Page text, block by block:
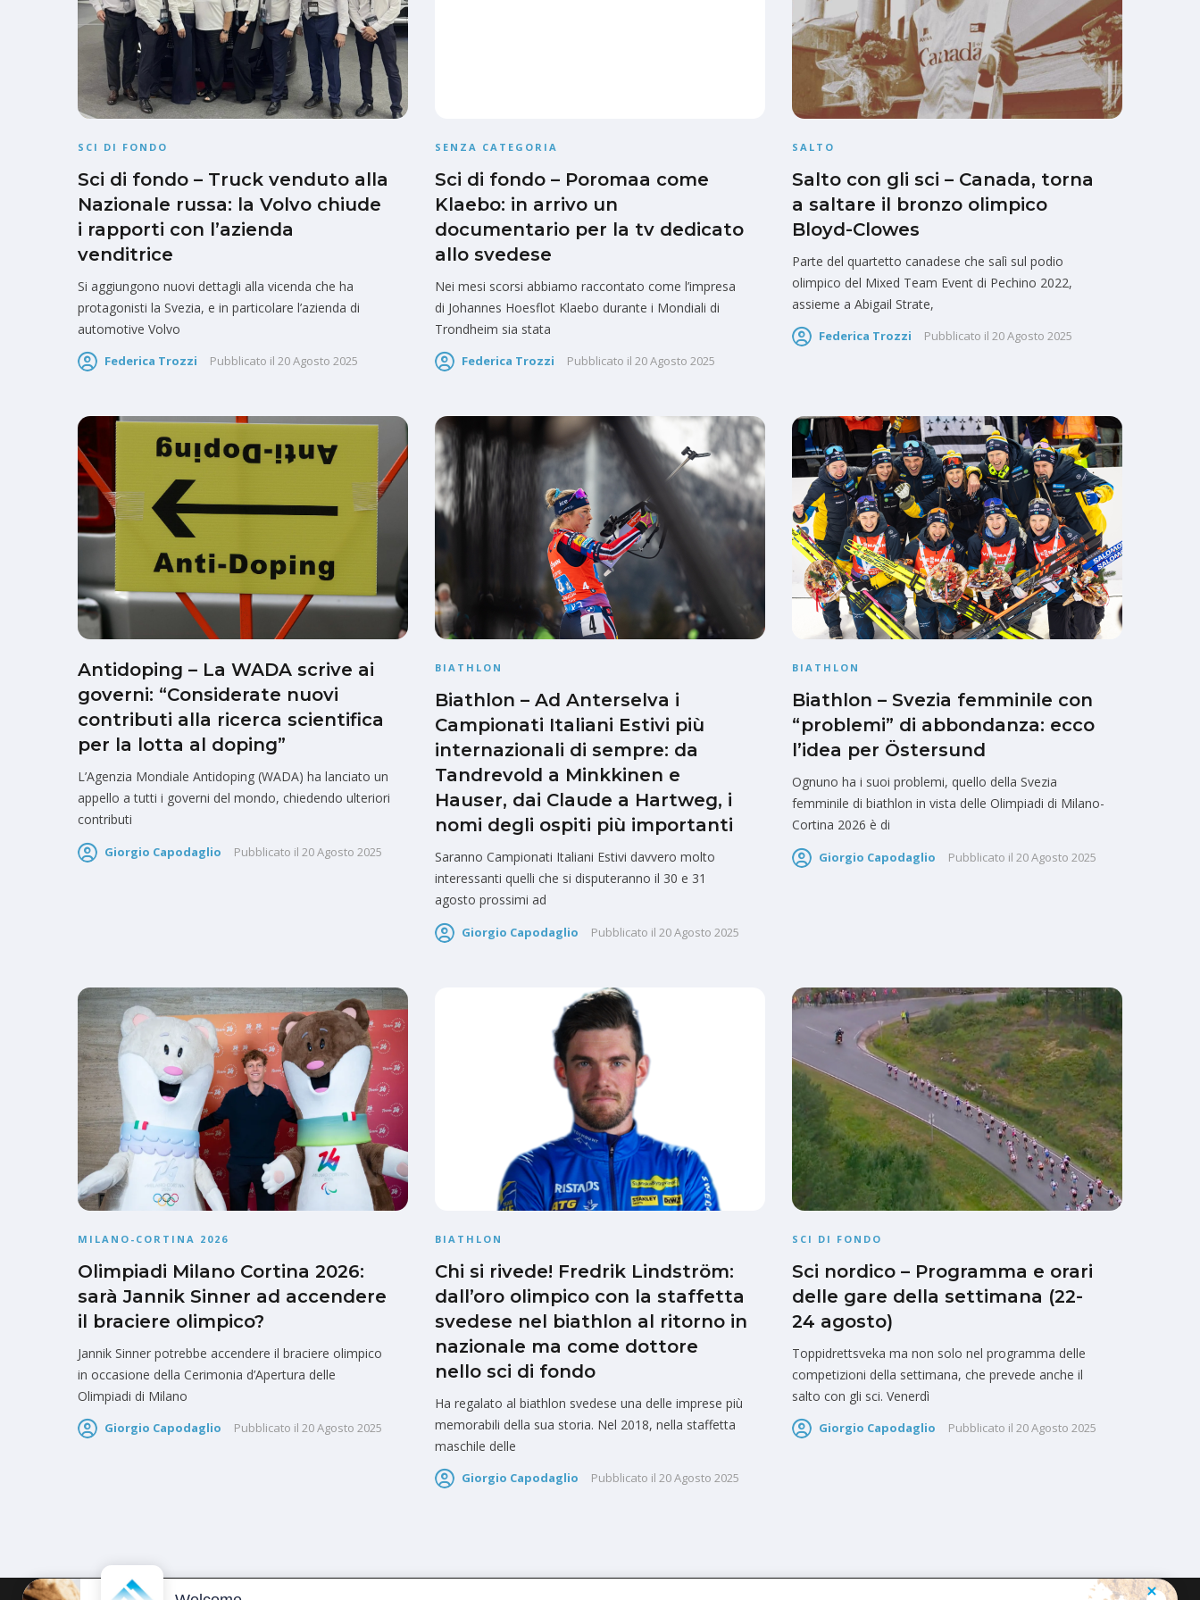
SCI DI FONDO
Sci di fondo – Truck venduto alla
Nazionale russa: la Volvo chiude
i rapporti con l’azienda
venditrice
Si aggiungono nuovi dettagli alla vicenda che ha
protagonisti la Svezia, e in particolare l’azienda di
automotive Volvo
Federica Trozzi Pubblicato il 20 Agosto 2025
SENZA CATEGORIA
Sci di fondo – Poromaa come
Klaebo: in arrivo un
documentario per la tv dedicato
allo svedese
Nei mesi scorsi abbiamo raccontato come l’impresa
di Johannes Hoesflot Klaebo durante i Mondiali di
Trondheim sia stata
Federica Trozzi Pubblicato il 20 Agosto 2025
SALTO
Salto con gli sci – Canada, torna
a saltare il bronzo olimpico
Bloyd-Clowes
Parte del quartetto canadese che salì sul podio
olimpico del Mixed Team Event di Pechino 2022,
assieme a Abigail Strate,
Federica Trozzi Pubblicato il 20 Agosto 2025
Antidoping – La WADA scrive ai
governi: “Considerate nuovi
contributi alla ricerca scientifica
per la lotta al doping”
L’Agenzia Mondiale Antidoping (WADA) ha lanciato un
appello a tutti i governi del mondo, chiedendo ulteriori
contributi
Giorgio Capodaglio Pubblicato il 20 Agosto 2025
BIATHLON
Biathlon – Ad Anterselva i
Campionati Italiani Estivi più
internazionali di sempre: da
Tandrevold a Minkkinen e
Hauser, dai Claude a Hartweg, i
nomi degli ospiti più importanti
Saranno Campionati Italiani Estivi davvero molto
interessanti quelli che si disputeranno il 30 e 31
agosto prossimi ad
Giorgio Capodaglio Pubblicato il 20 Agosto 2025
BIATHLON
Biathlon – Svezia femminile con
“problemi” di abbondanza: ecco
l’idea per Östersund
Ognuno ha i suoi problemi, quello della Svezia
femminile di biathlon in vista delle Olimpiadi di Milano-
Cortina 2026 è di
Giorgio Capodaglio Pubblicato il 20 Agosto 2025
MILANO-CORTINA 2026
Olimpiadi Milano Cortina 2026:
sarà Jannik Sinner ad accendere
il braciere olimpico?
Jannik Sinner potrebbe accendere il braciere olimpico
in occasione della Cerimonia d’Apertura delle
Olimpiadi di Milano
Giorgio Capodaglio Pubblicato il 20 Agosto 2025
BIATHLON
Chi si rivede! Fredrik Lindström:
dall’oro olimpico con la staffetta
svedese nel biathlon al ritorno in
nazionale ma come dottore
nello sci di fondo
Ha regalato al biathlon svedese una delle imprese più
memorabili della sua storia. Nel 2018, nella staffetta
maschile delle
Giorgio Capodaglio Pubblicato il 20 Agosto 2025
SCI DI FONDO
Sci nordico – Programma e orari
delle gare della settimana (22-
24 agosto)
Toppidrettsveka ma non solo nel programma delle
competizioni della settimana, che prevede anche il
salto con gli sci. Venerdì
Giorgio Capodaglio Pubblicato il 20 Agosto 2025